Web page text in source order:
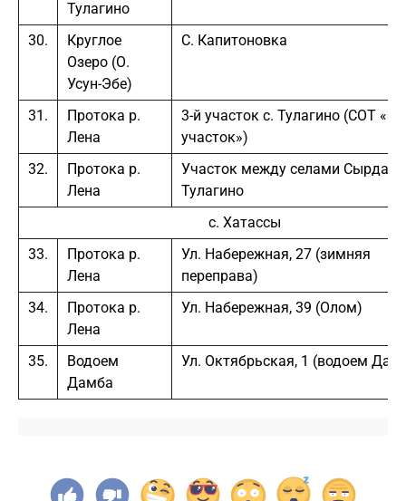
Тулагино
30.
Круглое
Озеро (О.
Усун-Эбе)
С. Капитоновка
31.
Протока р.
Лена
3-й участок с. Тулагино (СОТ «3-й
участок»)
32.
Протока р.
Лена
Участок между селами Сырдах
Тулагино
с. Хатассы
33.
Протока р.
Лена
Ул. Набережная, 27 (зимняя
переправа)
34.
Протока р.
Лена
Ул. Набережная, 39 (Олом)
35.
Водоем
Дамба
Ул. Октябрьская, 1 (водоем